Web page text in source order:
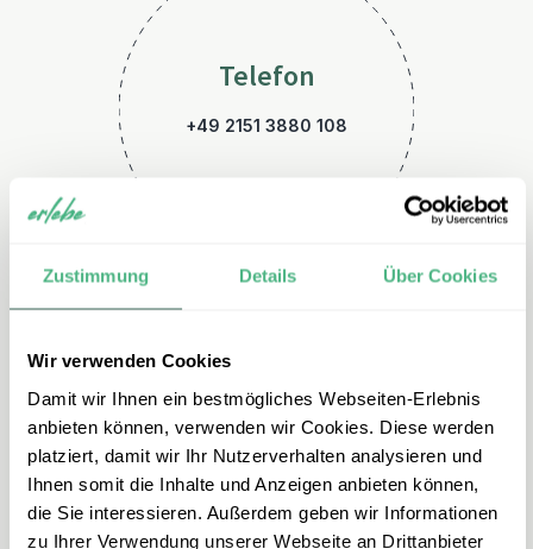
Zustimmung Details Über Cookies
Wir verwenden Cookies
Damit wir Ihnen ein bestmögliches Webseiten-Erlebnis
anbieten können, verwenden wir Cookies. Diese werden
platziert, damit wir Ihr Nutzerverhalten analysieren und
Ihnen somit die Inhalte und Anzeigen anbieten können,
die Sie interessieren. Außerdem geben wir Informationen
zu Ihrer Verwendung unserer Webseite an Drittanbieter
Telefon
+49 2151 3880 108
E-Mail
indonesien@erlebe.de